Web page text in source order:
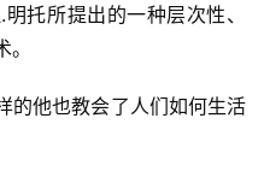
托所提出的一种层次性、
的他也教会了人们如何生活